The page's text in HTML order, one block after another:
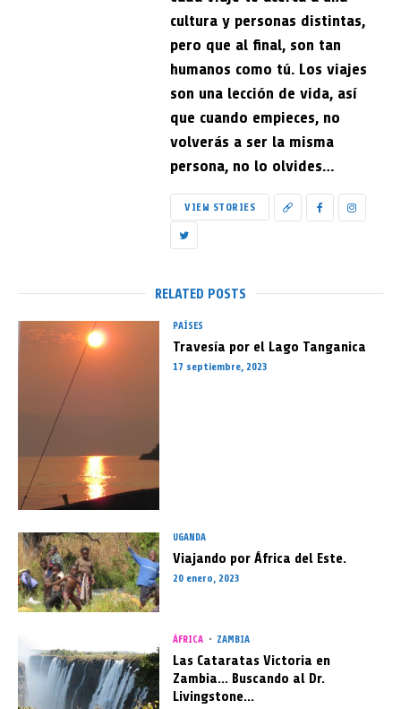
cultura y personas distintas,
pero que al final, son tan
humanos como tú. Los viajes
son una lección de vida, así
que cuando empieces, no
volverás a ser la misma
persona, no lo olvides…
VIEW STORIES
RELATED POSTS
PAÍSES
Travesía por el Lago Tanganica
17 septiembre, 2023
UGANDA
Viajando por África del Este.
20 enero, 2023
ÁFRICA ZAMBIA
Las Cataratas Victoria en
Zambia… Buscando al Dr.
Livingstone…